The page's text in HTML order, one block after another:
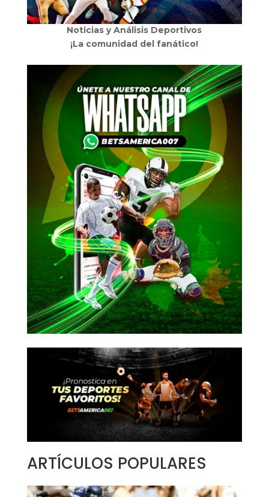
Noticias y Análisis Deportivos
¡La comunidad del fanático!
ARTÍCULOS POPULARES